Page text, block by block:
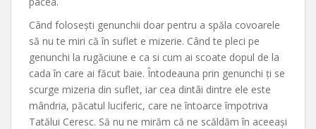
Când folosești genunchii doar pentru a spăla covoarele
să nu te miri că în suflet e mizerie. Când te pleci pe
genunchi la rugăciune e ca si cum ai scoate dopul de la
cada în care ai făcut baie. Întodeauna prin genunchi ți se
scurge mizeria din suflet, iar cea dintâi dintre ele este
mândria, păcatul luciferic, care ne întoarce împotriva
Tatălui Ceresc. Să nu ne mirăm că ne scăldăm în aceeași